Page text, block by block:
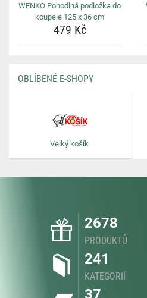
WENKO Pohodlná podložka do
koupele 125 x 36 cm
479 Kč
OBLÍBENÉ E-SHOPY
Velký košík
2678
PRODUKTŮ
241
KATEGORIÍ
37